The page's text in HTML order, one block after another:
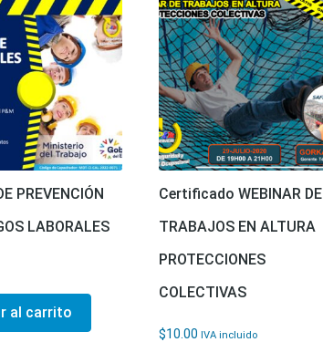
PREVENCIÓN
LABORALES
al carrito
Certificado WEBINAR DE
TRABAJOS EN ALTURA
PROTECCIONES
COLECTIVAS
$10.00 IVA incluido